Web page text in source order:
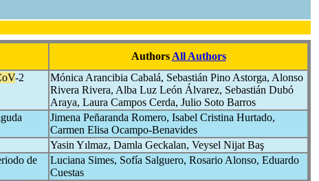
Authors All Authors
-2
Mónica Arancibia Cabalá, Sebastián Pino Astorga, Alonso
Rivera Rivera, Alba Luz León Álvarez, Sebastián Dubó
Araya, Laura Campos Cerda, Julio Soto Barros
Jimena Peñaranda Romero, Isabel Cristina Hurtado,
Carmen Elisa Ocampo-Benavides
Yasin Yılmaz, Damla Geckalan, Veysel Nijat Baş
de
Luciana Simes, Sofía Salguero, Rosario Alonso, Eduardo
Cuestas